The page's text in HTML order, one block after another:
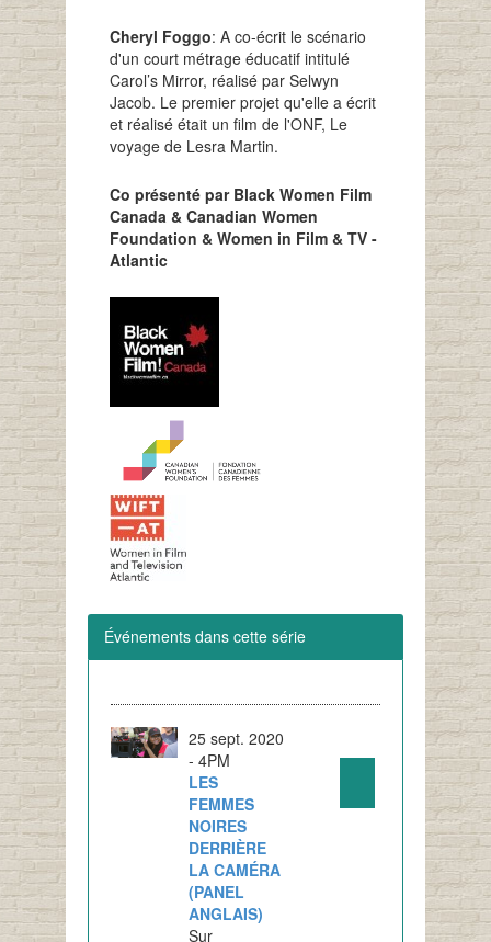
Cheryl Foggo: A co-écrit le scénario
d'un court métrage éducatif intitulé
Carol’s Mirror, réalisé par Selwyn
Jacob. Le premier projet qu'elle a écrit
et réalisé était un film de l'ONF, Le
voyage de Lesra Martin.
Co présenté par Black Women Film
Canada & Canadian Women
Foundation & Women in Film & TV -
Atlantic
Événements dans cette série
25 sept. 2020
- 4PM
LES
FEMMES
NOIRES
DERRIÈRE
LA CAMÉRA
(PANEL
ANGLAIS)
Sur